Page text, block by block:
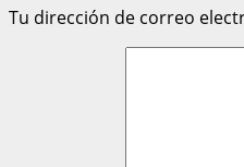
Tu dirección de correo